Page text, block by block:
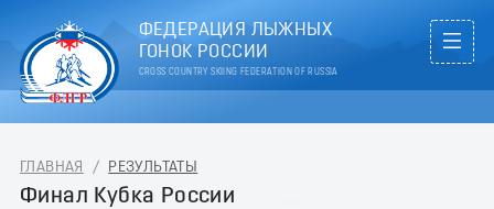
ФЕДЕРАЦИЯ ЛЫЖНЫХ
ГОНОК РОССИИ
CROSS COUNTRY SKIING FEDERATION OF RUSSIA
ГЛАВНАЯ / РЕЗУЛЬТАТЫ
Финал Кубка России